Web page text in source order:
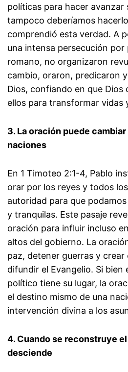
políticas para hacer
tampoco deberíamos
comprendió esta verdad. A
una intensa persecución
romano, no organizaron
cambio, oraron, predicaron
Dios, confiando en que Dios
ellos para transformar vidas
3. La oración puede
naciones
En 1 Timoteo 2:1-4, Pablo
orar por los reyes y todos
autoridad para que
y tranquilas. Este pasaje
oración para influir incluso
altos del gobierno. La
paz, detener guerras y crear
difundir el Evangelio. Si bien
político tiene su lugar, la
el destino mismo de una
intervención divina a los
4. Cuando se reconstruye
desciende